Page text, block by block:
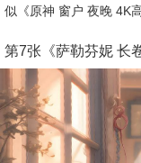
似《原神 窗户 夜晚 4K
第7张《萨勒芬妮 长